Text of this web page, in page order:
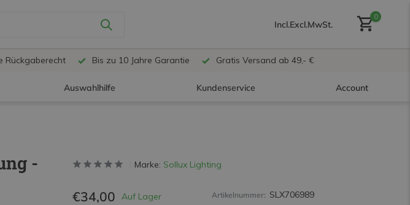
Incl.Excl.MwSt.
0
Rückgaberecht Bis zu 10 Jahre Garantie Gratis Versand ab 49,- €
Auswahlhilfe Kundenservice Account
Benutzerkonto
-
Marke: Sollux Lighting
€34,00 Auf Lager Artikelnummer: SLX706989